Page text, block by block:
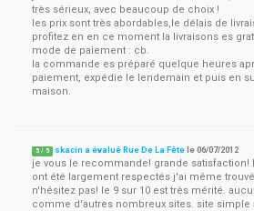
très sérieux, avec beaucoup de choix !
les prix sont très abordables,le délais de
profitez en en ce moment la livraisons es
mode de paiement : cb.
la commande es préparé quelque heures
paiement, expédie le lendemain et puis en
maison.
5 / 5 skacin a évalué Rue De La Fête le06/07/2012
je vous le recommande! grande satisfaction!
ont été largement respectés j'ai même
n'hésitez pas! le 9 sur 10 est très mérité.
comme d'autres nombreux sites. site simple